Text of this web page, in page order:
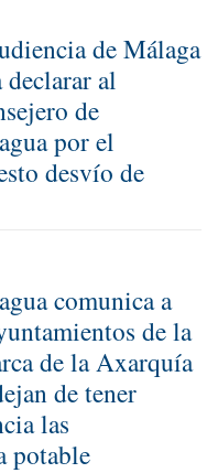
de Málaga
declarar al
de
por el
desvío de
comunica a
de la
de la Axarquía
de tener
las
potable